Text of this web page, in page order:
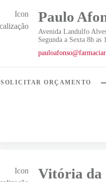
Paulo
Avenida Landulfo
Segunda a Sexta 8h as
SOLICITAR ORÇAMENTO
Vitória da